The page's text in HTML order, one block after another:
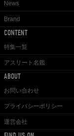
News
Brand
CONTENT
特集一覧
アスリート名鑑
ABOUT
お問い合わせ
プライバシーポリシー
運営会社